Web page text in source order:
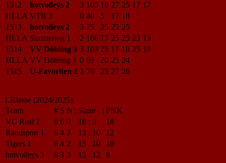
1512
hotvolleys 2 3 105 19 27 25 17 17
HLLA VTR 3 0 40 5 17 18
1513
hotvolleys 2 3 75 25 25 25
HLLA Simmering 1 2 106 17 25 25 23 16
1514
VV Döbling 3 3 103 25 17 18 25 18
HLLA VV Döbling 3 0 69 20 25 24
1515
U-Favoriten 2 3 78 25 27 26
1.Klasse (2024/2025)
Team
# S N | Sätze | PNK
VC Real 1
6 6 0 18 : 3
18
Randsport 1
6 4 2 13 : 10
12
Tigers 1
6 4 2 13 : 10
10
hotvolleys 3
6 3 3 13 : 12
9